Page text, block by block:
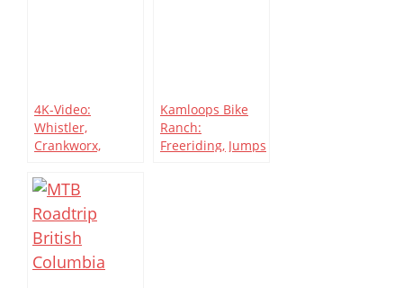
4K-Video:
Whistler,
Crankworx,
Kamloops Bike
Ranch:
Freeriding, Jumps